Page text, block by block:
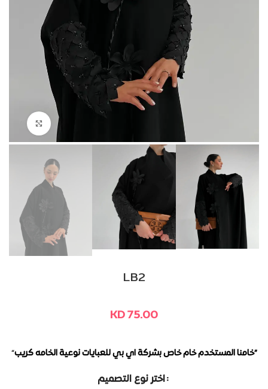
Click to enlarge
LB2
KD75.00
“ خامنا المستخدم خام خاص بشركة اي بي للعبايات نوعية الخامه كريب”
اختر نوع التصميم
Alternative: